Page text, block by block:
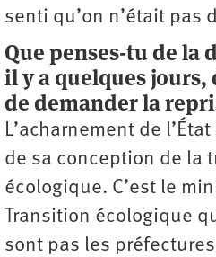
senti qu’on n’était pas
Que penses-tu de la
il y a quelques jours,
de demander la
L’acharnement de
de sa conception de la
écologique. C’est le
Transition écologique
sont pas les